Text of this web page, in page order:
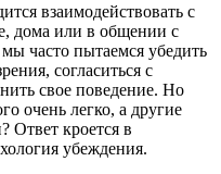
взаимодействовать с
дома или в общении с
часто пытаемся убедить
согласиться с
свое поведение. Но
очень легко, а другие
Ответ кроется в
убеждения.